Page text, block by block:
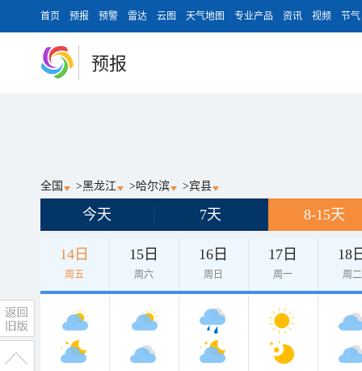
首页 预报 预警 雷达 云图 天气地图 专业产品 资讯 视频 节气
预报
全国 >黑龙江 >哈尔滨 >宾县
今天 7天 8-15天
14日
周五
15日
周六
16日
周日
17日
周一
18
周二